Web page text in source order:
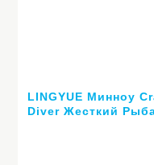
LINGYUE Минноу
Diver Жесткий